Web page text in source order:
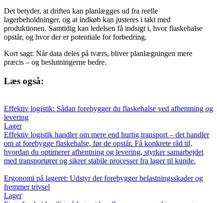
Det betyder, at driften kan planlægges ud fra reelle
lagerbeholdninger, og at indkøb kan justeres i takt med
produktionen. Samtidig kan ledelsen få indsigt i, hvor flaskehalse
opstår, og hvor der er potentiale for forbedring.
Kort sagt: Når data deles på tværs, bliver planlægningen mere
præcis – og beslutningerne bedre.
Læs også:
Effektiv logistik: Sådan forebygger du flaskehalse ved afhentning og
levering
Lager
Effektiv logistik handler om mere end hurtig transport – det handler
om at forebygge flaskehalse, før de opstår. Få konkrete råd til,
hvordan du optimerer afhentning og levering, styrker samarbejdet
med transportører og sikrer stabile processer fra lager til kunde.
Ergonomi på lageret: Udstyr der forebygger belastningsskader og
fremmer trivsel
Lager